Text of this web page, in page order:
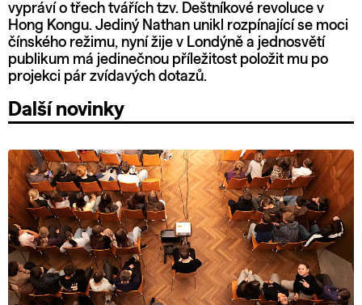
vypráví o třech tvářích tzv. Deštníkové revoluce v
Hong Kongu. Jediný Nathan unikl rozpínající se moci
čínského režimu, nyní žije v Londýně a jednosvětí
publikum má jedinečnou příležitost položit mu po
projekci pár zvídavých dotazů.
Další novinky